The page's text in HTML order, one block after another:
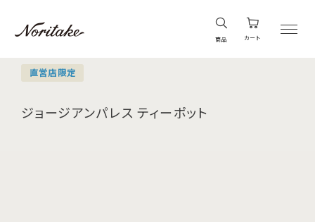
商品 カート
直営店限定
ジョージアンパレス ティーポット